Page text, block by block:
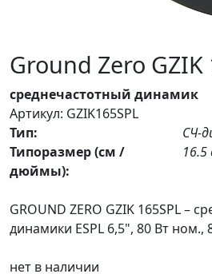
Ground Zero GZIK
среднечастотный динамик
Артикул: GZIK165SPL
Тип:
СЧ-
Типоразмер (см /
дюймы):
16.5
GROUND ZERO GZIK 165SPL –
динамики ESPL 6,5", 80 Вт ном.,
нет в наличии